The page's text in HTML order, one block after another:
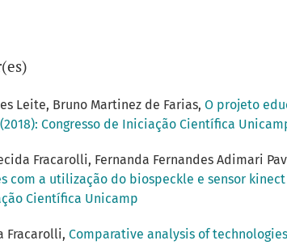
Leite, Bruno Martinez de Farias, O projeto
Congresso de Iniciação Científica
Fracarolli, Fernanda Fernandes Adimari
com a utilização do biospeckle e sensor kinect
Científica Unicamp
Fracarolli, Comparative analysis of